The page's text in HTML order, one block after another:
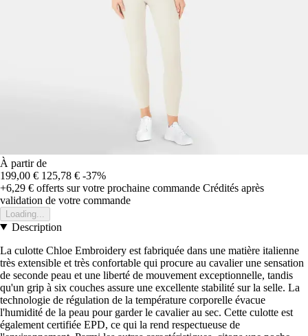
À partir de
199,00 € 125,78 € -37%
+6,29 € offerts sur votre prochaine commande Crédités après
validation de votre commande
Loading...
Description
La culotte Chloe Embroidery est fabriquée dans une matière italienne
très extensible et très confortable qui procure au cavalier une sensation
de seconde peau et une liberté de mouvement exceptionnelle, tandis
qu'un grip à six couches assure une excellente stabilité sur la selle. La
technologie de régulation de la température corporelle évacue
l'humidité de la peau pour garder le cavalier au sec. Cette culotte est
également certifiée EPD, ce qui la rend respectueuse de